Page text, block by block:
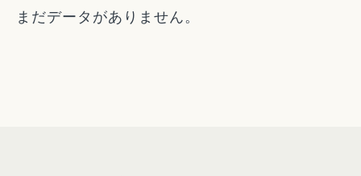
まだデータがありません。